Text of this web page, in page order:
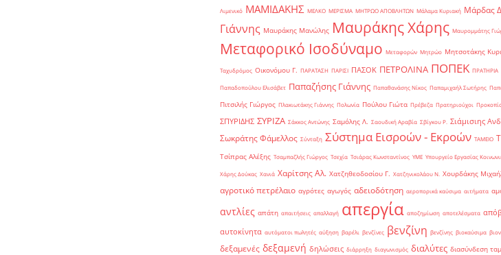
Λιμενικό ΜΑΜΙΔΑΚΗΣ ΜΕΛΚΟ ΜΕΡΙΣΜΑ ΜΗΤΡΩΟ ΑΠΟΒΛΗΤΩΝ Μάλαμα Κυριακή Μάρδας
Γιάννης Μαυράκης Μανώλης Μαυράκης Χάρης Μαυρομμάτης
Μεταφορικό Ισοδύναμο Μεταφορών Μητρώο Μητσοτάκης
Ταχυδρόμος Οικονόμου Γ. ΠΑΡΑΤΑΣΗ ΠΑΡΙΣΙ ΠΑΣΟΚ ΠΕΤΡΟΛΙΝΑ ΠΟΠΕΚ ΠΡΑΤΗΡΙΑ
Παπαδοπούλου Ελισάβετ Παπαζήσης Γιάννης Παπαθανάσης Νίκος Παπαμιχαήλ Σωτήρης
Πιτσιλής Γιώργος Πλακιωτάκης Γιάννης Πολωνία Πούλου Γιώτα Πρέβεζα Πρατηριούχοι
ΣΠΥΡΙΔΗΣ ΣΥΡΙΖΑ Σάκκος Αντώνης Σαμόλης Λ. Σαουδική Αραβία Σβίγκου Ρ. Σιάμισιης
Σωκράτης Φάμελλος Σύνταξη Σύστημα Εισροών - Εκροών ΤΑΜΕΙΟ
Τσίπρας Αλέξης Τσαμπαζλής Γιώργος Τσεχία Τσιάρας Κωνσταντίνος ΥΜΕ Υπουργείο Εργασίας
Χάρης Δούκας Χανιά Χαρίτσης Αλ. Χατζηθεοδοσίου Γ. Χατζηνικολάου Ν. Χουρδάκης
αγροτικό πετρέλαιο αγρότες αγωγός αδειοδότηση αεροπορικά καύσιμα αιτήματα
αντλίες απάτη απαιτήσεις απαλλαγή απεργία αποζημίωση αποτελέσματα
αυτοκίνητα αυτόματοι πωλητές αύξηση βαρέλι βενζίνες βενζίνη βενζίνης βιοκαύσιμα
δεξαμενές δεξαμενή δηλώσεις διάρρηξη διαγωνισμός διαλύτες διασύνδεση